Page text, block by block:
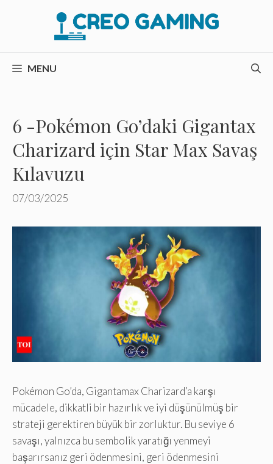
MENU
6 -Pokémon Go’daki Gigantax
Charizard için Star Max Savaş
Kılavuzu
07/03/2025
Pokémon Go’da, Gigantamax Charizard’a karşı
mücadele, dikkatli bir hazırlık ve iyi düşünülmüş bir
strateji gerektiren büyük bir zorluktur. Bu seviye 6
savaşı, yalnızca bu sembolik yaratığı yenmeyi
başarırsanız geri ödenmesini, geri ödenmesini